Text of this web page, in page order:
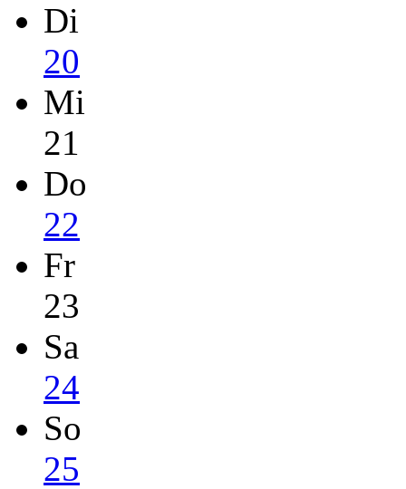
Di
20
Mi
21
Do
22
Fr
23
Sa
24
So
25